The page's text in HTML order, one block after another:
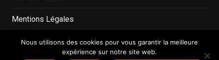
Mentions Légales
Politique de confidentialité
Nous utilisons des cookies pour vous garantir la meilleure
expérience sur notre site web.